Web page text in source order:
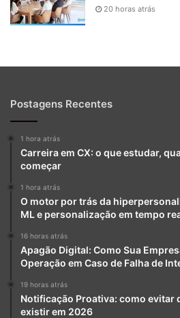
20 horas atrás
Postagens Recentes
1 hora atrás
Carreira em CX: o que estudar,
começar
1 hora atrás
O motor por trás da
ML e personalização em tempo
16 horas atrás
Apagão Digital: Como Sua
Operação em Caso de Falha de
19 horas atrás
Notificação Proativa: como evitar
existir em 2026